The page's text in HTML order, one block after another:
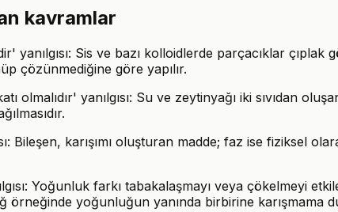
kavramlar
yanılgısı: Sis ve bazı kolloidlerde parçacıklar
çözünmediğine göre yapılır.
olmalıdır' yanılgısı: Su ve zeytinyağı iki sıvıdan
Bileşen, karışımı oluşturan madde; faz ise fiziksel
Yoğunluk farkı tabakalaşmayı veya çökelmeyi
örneğinde yoğunluğun yanında birbirine karışmama